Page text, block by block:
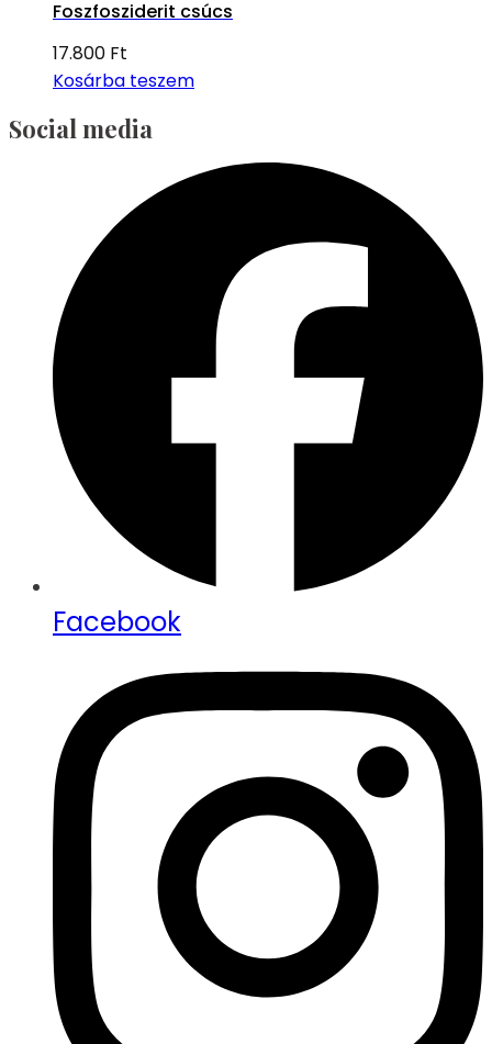
Foszfosziderit csúcs
17.800 Ft
Kosárba teszem
Social media
Facebook